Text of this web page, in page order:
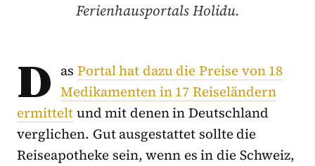
Ferienhausportals Holidu.
D as Portal hat dazu die Preise von 18
Medikamenten in 17 Reiseländern
ermitteltund mit denen in Deutschland
verglichen. Gut ausgestattet sollte die
Reiseapotheke sein, wenn es in die Schweiz,